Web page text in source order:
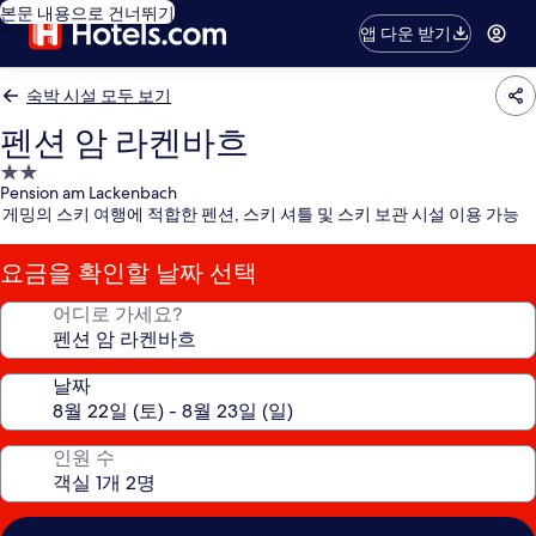
본문 내용으로 건너뛰기
앱 다운 받기
숙박 시설 모두 보기
펜션 암 라켄바흐
2.0
성
급
숙
박
시
Pension am Lackenbach
게밍의 스키 여행에 적합한 펜션, 스키 셔틀 및 스키 보관 시설 이용 가능
요금을 확인할 날짜 선택
어디로 가세요?
날짜
인원 수